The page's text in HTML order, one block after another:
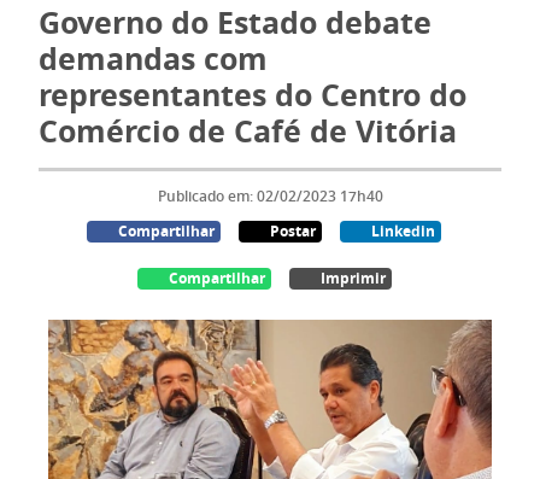
Governo do Estado debate
demandas com
representantes do Centro do
Comércio de Café de Vitória
Publicado em: 02/02/2023 17h40
Compartilhar
Postar Linkedin
Compartilhar Imprimir